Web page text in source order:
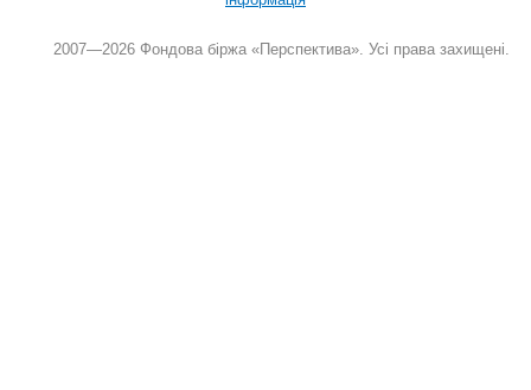
2007—2026 Фондова біржа «Перспектива». Усі права захищені.